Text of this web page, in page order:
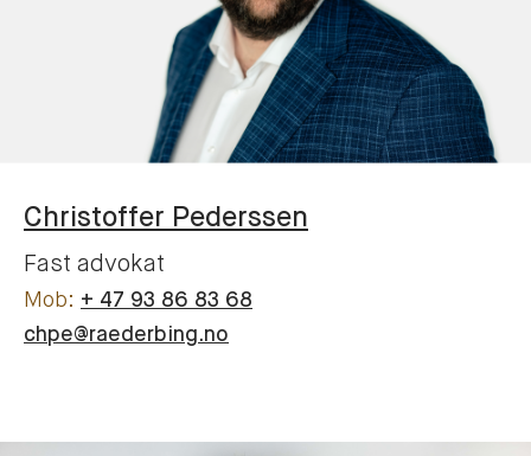
Christoffer Pederssen
Fast advokat
+ 47 93 86 83 68
chpe@raederbing.no